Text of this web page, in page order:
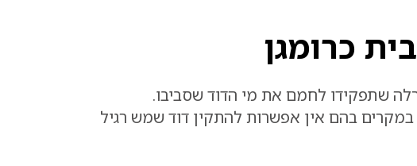
כרומגן
שתפקידו לחמם את מי הדוד שסביבו.
בהם אין אפשרות להתקין דוד שמש רגיל